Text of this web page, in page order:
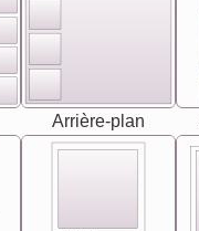
Arrière-plan